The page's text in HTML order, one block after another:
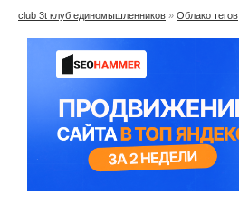
club 3t клуб единомышленников » Облако тегов